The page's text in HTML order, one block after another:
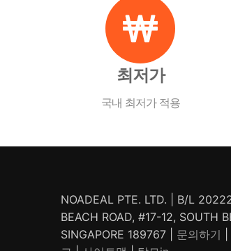
최저가
국내 최저가 적용
NOADEAL PTE. LTD. | B/L
BEACH ROAD, #17-12, SOUTH
SINGAPORE 189767 | 문의하기